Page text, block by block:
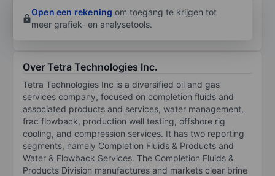
Open een rekening om toegang te krijgen tot
meer grafiek- en analysetools.
Over Tetra Technologies Inc.
Tetra Technologies Inc is a diversified oil and gas
services company, focused on completion fluids and
associated products and services, water management,
frac flowback, production well testing, offshore rig
cooling, and compression services. It has two reporting
segments, namely Completion Fluids & Products and
Water & Flowback Services. The Completion Fluids &
Products Division manufactures and markets clear brine